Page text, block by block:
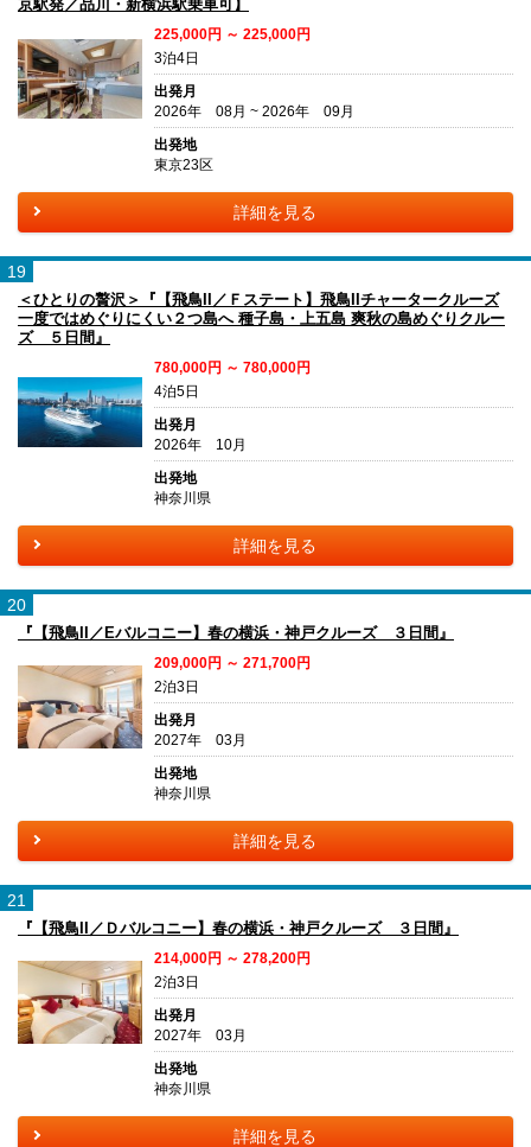
京駅発／品川・新横浜駅乗車可】
225,000円 ～ 225,000円
3泊4日
出発月
2026年 08月 ~ 2026年 09月
出発地
東京23区
詳細を見る
19
＜ひとりの贅沢＞『【飛鳥II／Ｆステート】飛鳥IIチャータークルーズ
一度ではめぐりにくい２つ島へ 種子島・上五島 爽秋の島めぐりクルー
ズ ５日間』
780,000円 ～ 780,000円
4泊5日
出発月
2026年 10月
出発地
神奈川県
詳細を見る
20
『【飛鳥II／Eバルコニー】春の横浜・神戸クルーズ ３日間』
209,000円 ～ 271,700円
2泊3日
出発月
2027年 03月
出発地
神奈川県
詳細を見る
21
『【飛鳥II／Ｄバルコニー】春の横浜・神戸クルーズ ３日間』
214,000円 ～ 278,200円
2泊3日
出発月
2027年 03月
出発地
神奈川県
詳細を見る